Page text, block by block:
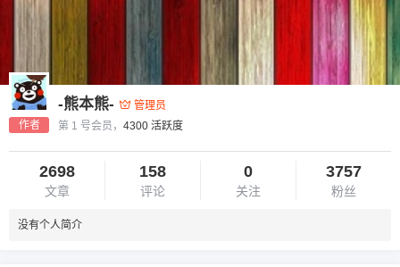
作者
-熊本熊-
管理员
第 1 号会员， 4300 活跃度
2698
文章
158
评论
0
关注
3757
粉丝
没有个人简介